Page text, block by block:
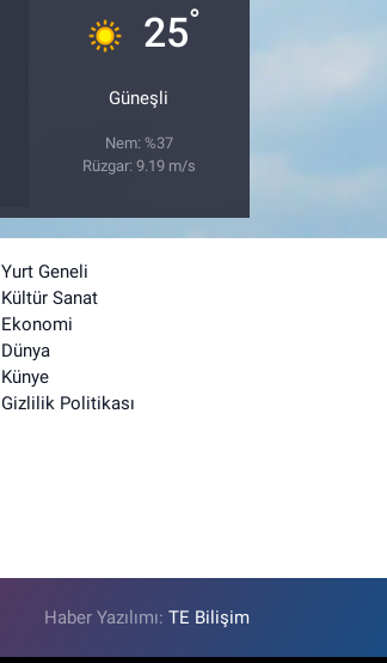
25°
Güneşli
Nem: %37
Rüzgar: 9.19 m/s
Yurt Geneli
Kültür Sanat
Ekonomi
Dünya
Künye
Gizlilik Politikası
Haber Yazılımı:TE Bilişim